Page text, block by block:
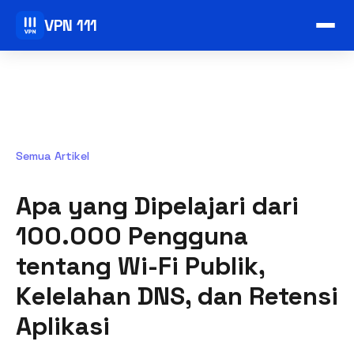
VPN 111
Semua Artikel
Apa yang Dipelajari dari
100.000 Pengguna
tentang Wi-Fi Publik,
Kelelahan DNS, dan Retensi
Aplikasi